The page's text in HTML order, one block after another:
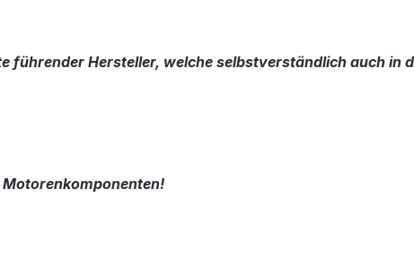
führender Hersteller, welche selbstverständlich auch